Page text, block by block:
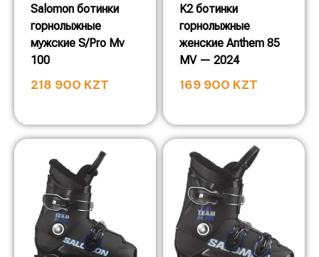
Salomon ботинки
горнолыжные
мужские S/Pro Mv
100
218 900 KZT
K2 ботинки
горнолыжные
женские Anthem 85
MV — 2024
169 900 KZT